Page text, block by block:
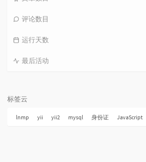
评论数目
运行天数
最后活动
标签云
lnmp yii yii2 mysql 身份证 JavaScript